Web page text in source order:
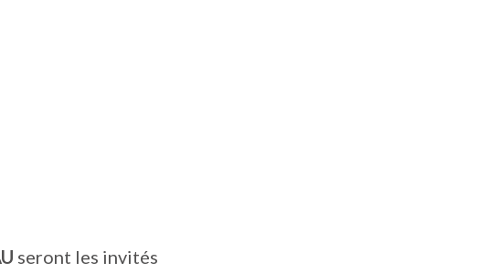
seront les invités